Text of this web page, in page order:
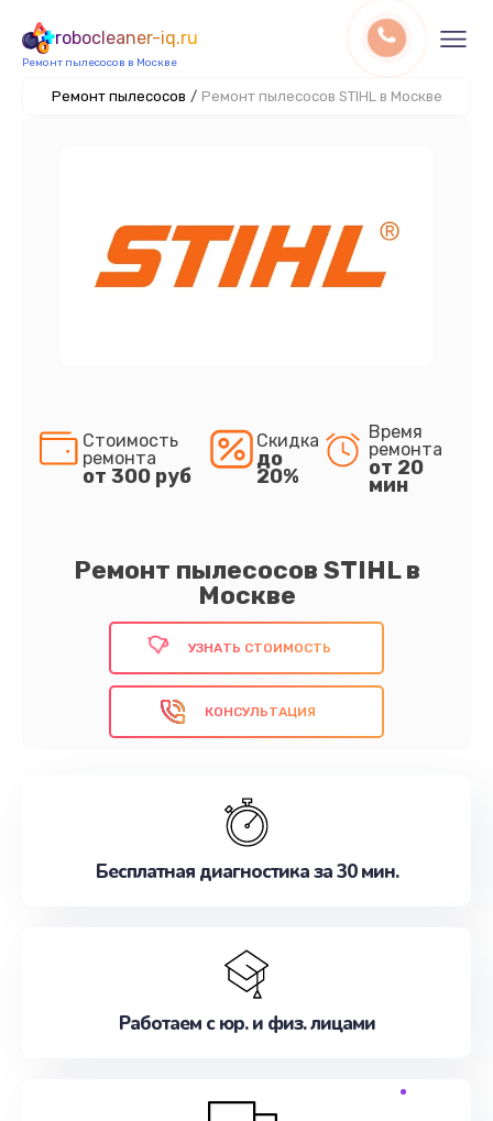
robocleaner-iq.ru
Ремонт пылесосов в Москве
Ремонт пылесосов / Ремонт пылесосов STIHL в Москве
Ремонт пылесосов STIHL в
Москве
Стоимость
ремонта
от 300 руб
Скидка
до
20%
Время
ремонта
от 20
мин
УЗНАТЬ СТОИМОСТЬ
КОНСУЛЬТАЦИЯ
Бесплатная диагностика за 30 мин.
Работаем с юр. и физ. лицами